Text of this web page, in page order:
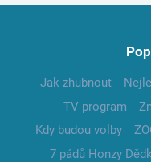
Jak zhubnout
TV program
Kdy budou volby
7 pádů Honzy